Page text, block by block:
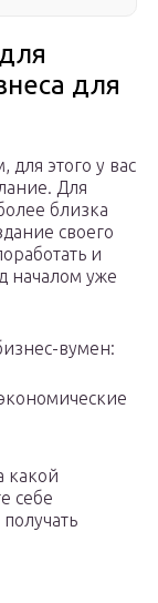
для
для этого у вас
Для
близка
своего
и
началом уже
вумен:
какой
себе